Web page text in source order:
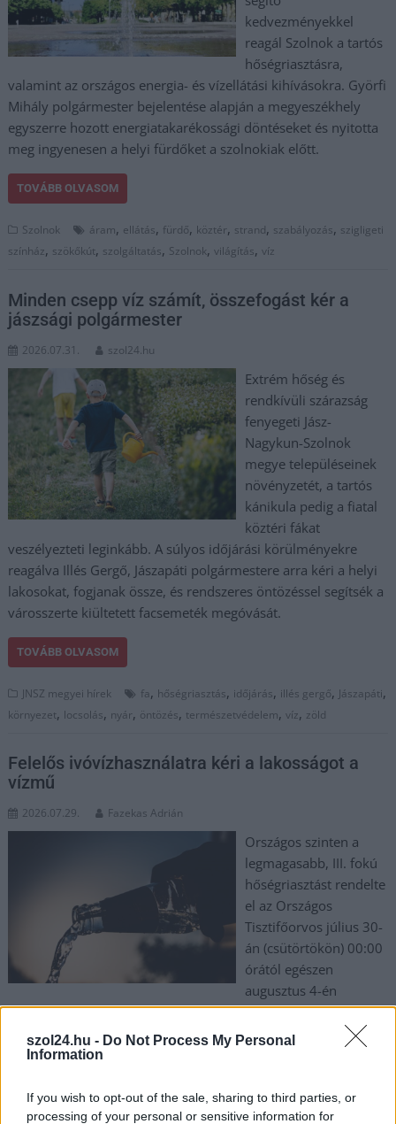
szol24.hu - Do Not Process My Personal
Information
If you wish to opt-out of the sale, sharing to third parties, or
processing of your personal or sensitive information for
kedvezményekkel
reagál Szolnok a tartós
hőségriasztásra,
valamint az országos energia- és vízellátási kihívásokra. Györfi
Mihály polgármester bejelentése alapján a megyeszékhely
egyszerre hozott energiatakarékossági döntéseket és nyitotta
meg ingyenesen a helyi fürdőket a szolnokiak előtt.
TOVÁBB OLVASOM
Szolnok áram, ellátás, fürdő, köztér, strand, szabályozás, szigligeti
színház, szökőkút, szolgáltatás, Szolnok,világítás,víz
Minden csepp víz számít, összefogást kér a
jászsági polgármester
2026.07.31. szol24.hu
Extrém hőség és
rendkívüli szárazság
fenyegeti Jász-
Nagykun-Szolnok
megye településeinek
növényzetét, a tartós
kánikula pedig a fiatal
köztéri fákat
veszélyezteti leginkább. A súlyos időjárási körülményekre
reagálva Illés Gergő, Jászapáti polgármestere arra kéri a helyi
lakosokat, fogjanak össze, és rendszeres öntözéssel segítsék a
városszerte kiültetett facsemeték megóvását.
TOVÁBB OLVASOM
JNSZ megyei hírek fa, hőségriasztás, időjárás, illés gergő, Jászapáti,
környezet, locsolás, nyár, öntözés, természetvédelem,víz, zöld
Felelős ivóvízhasználatra kéri a lakosságot a
vízmű
2026.07.29. Fazekas Adrián
Országos szinten a
legmagasabb, III. fokú
hőségriasztást rendelte
el az Országos
Tisztifőorvos július 30-
án (csütörtökön) 00:00
órától egészen
augusztus 4-én
(kedden) ugyaneddig. A tartós kánikula az emberi szervezetet
és a vízellátó hálózatot is egyaránt rendkívüli terhelés alá
helyezi, ezért a szolgáltató a fogyasztás mérséklését kéri.
TOVÁBB OLVASOM